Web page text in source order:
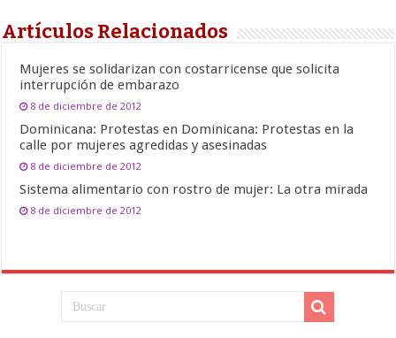
Artículos Relacionados
Mujeres se solidarizan con costarricense que solicita
interrupción de embarazo
8 de diciembre de 2012
Dominicana: Protestas en Dominicana: Protestas en la
calle por mujeres agredidas y asesinadas
8 de diciembre de 2012
Sistema alimentario con rostro de mujer: La otra mirada
8 de diciembre de 2012